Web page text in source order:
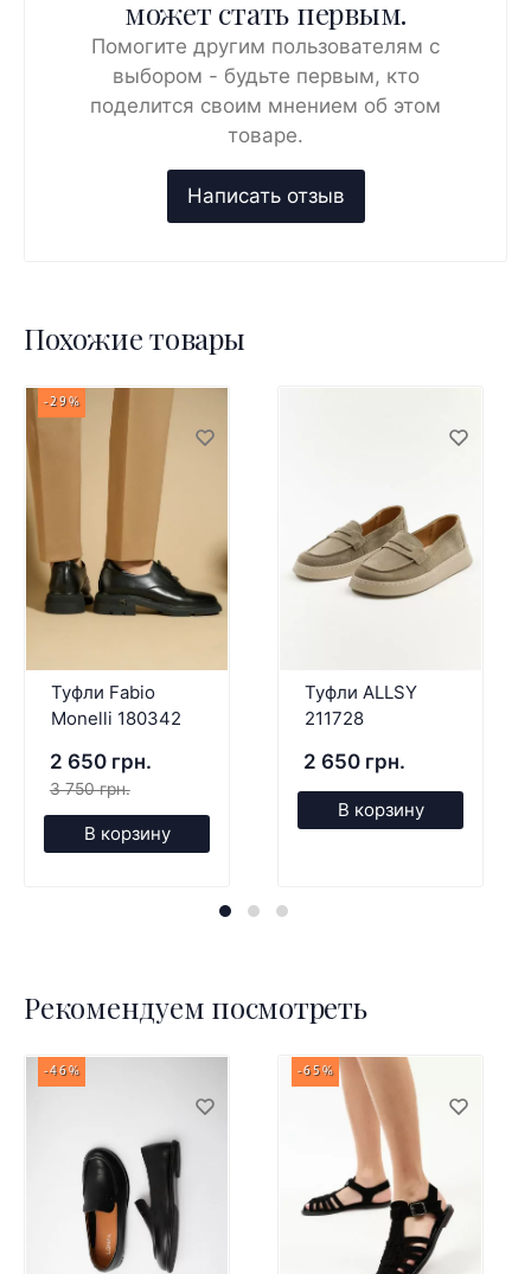
может стать первым.
Помогите другим пользователям с
выбором - будьте первым, кто
поделится своим мнением об этом
товаре.
Похожие товары
-29%
Туфли Fabio
Monelli 180342
2 650 грн.
3 750 грн.
В корзину
Туфли ALLSY
211728
2 650 грн.
В корзину
Рекомендуем посмотреть
-46% -65%